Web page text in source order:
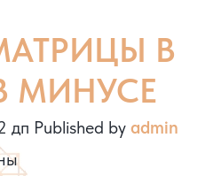
В
МИНУСЕ
дп Published by admin